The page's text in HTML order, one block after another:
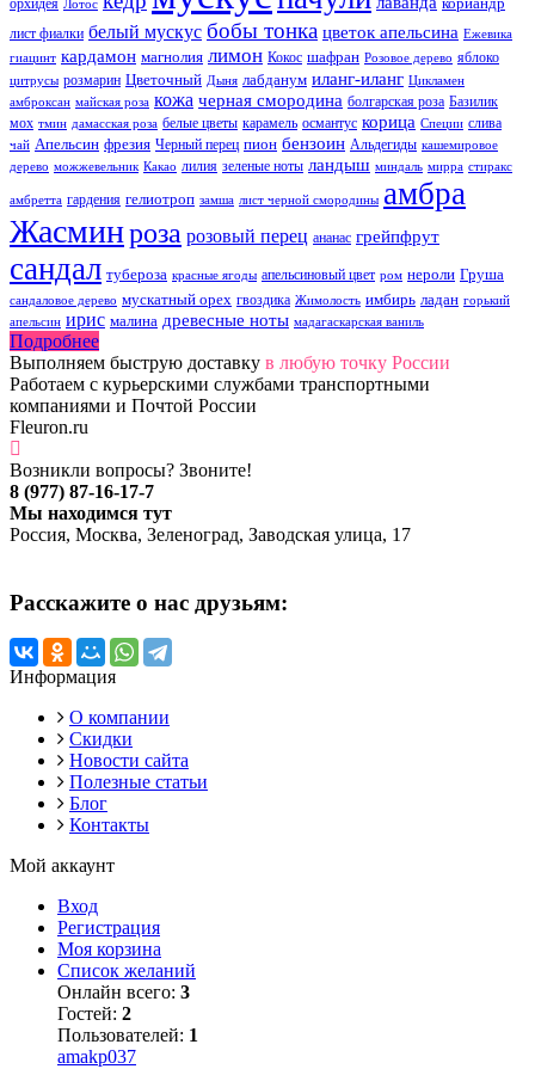
орхидея Лотос
лист фиалки белый мускус бобы тонка цветок апельсина Ежевика
гиацинт кардамон магнолия лимон Кокос шафран Розовое дерево яблоко
цитрусы розмарин Цветочный Дыня лабданум иланг-иланг Цикламен
амброксан майская роза кожа черная смородина болгарская роза Базилик
мох тмин дамасская роза белые цветы карамель османтус корица Специи слива
чай Апельсин фрезия Черный перец пион бензоин Альдегиды кашемировое
дерево можжевельник Какао лилия зеленые ноты ландыш миндаль мирра стиракс
амбретта гардения гелиотроп замша лист черной смородины амбра
Жасминроза розовый перец ананас грейпфрут
сандал тубероза красные ягоды апельсиновый цвет ром нероли Груша
сандаловое дерево мускатный орех гвоздика Жимолость имбирь ладан горький
апельсин ирис малина древесные ноты мадагаскарская ваниль
Подробнее
Выполняем быструю доставку в любую точку России
Работаем с курьерскими службами транспортными
компаниями и Почтой России
Fleuron.ru
Возникли вопросы? Звоните!
8 (977) 87-16-17-7
Мы находимся тут
Россия, Москва, Зеленоград, Заводская улица, 17
Расскажите о нас друзьям:
Информация
О компании
Скидки
Новости сайта
Полезные статьи
Блог
Контакты
Мой аккаунт
Вход
Регистрация
Моя корзина
Список желаний
Онлайн всего: 3
Гостей: 2
Пользователей: 1
amakp037